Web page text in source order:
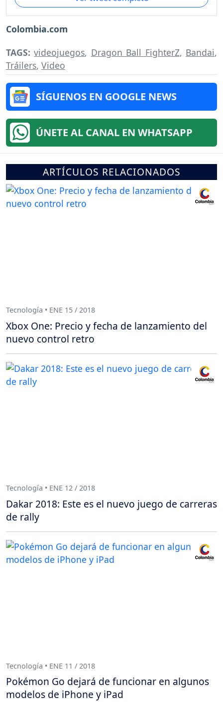
Colombia.com
TAGS:videojuegos, Dragon Ball FighterZ, Bandai,
Tráilers, Video
SÍGUENOS EN GOOGLE NEWS
ÚNETE AL CANAL EN WHATSAPP
ARTÍCULOS RELACIONADOS
Tecnología • ENE 15 / 2018
Xbox One: Precio y fecha de lanzamiento del
nuevo control retro
Tecnología • ENE 12 / 2018
Dakar 2018: Este es el nuevo juego de carreras
de rally
Tecnología • ENE 11 / 2018
Pokémon Go dejará de funcionar en algunos
modelos de iPhone y iPad